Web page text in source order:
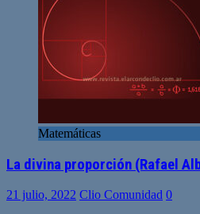
Matemáticas
La divina proporción (Rafael
21 julio, 2022 Clio Comunidad 0